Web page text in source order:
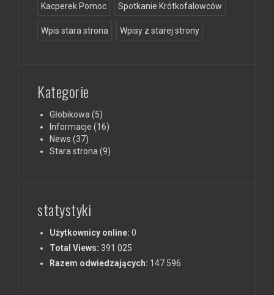
Kacperek Pomoc Spotkanie Krótkofalowców
Wpis stara strona Wpisy z starej strony
Kategorie
Głobikowa (5)
Informacje (16)
News (37)
Stara strona (9)
statystyki
Użytkownicy online: 0
Total Views: 391 025
Razem odwiedzających: 147 596